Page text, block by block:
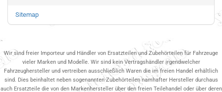
Sitemap
Wir sind freier Importeur und Händler von Ersatzteilen und Zubehörteilen für Fahrzeuge
vieler Marken und Modelle. Wir sind kein Vertragshändler irgendwelcher
Fahrzeughersteller und vertreiben ausschließlich Waren die im freien Handel erhältlich
sind. Dies beinhaltet neben sogenannten Zubehörteilen namhafter Hersteller durchaus
auch Ersatzteile die von den Markenhersteller über den freien Teilehandel oder über deren